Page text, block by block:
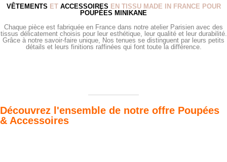
VÊTEMENTS ET ACCESSOIRES EN TISSU MADE IN FRANCE POUR
POUPÉES MINIKANE
Chaque pièce est fabriquée en France dans notre atelier Parisien avec des
tissus délicatement choisis pour leur esthétique, leur qualité et leur durabilité.
Grâce à notre savoir-faire unique, Nos tenues se distinguent par leurs petits
détails et leurs finitions raffinées qui font toute la différence.
Découvrez l'ensemble de notre offre Poupées
& Accessoires